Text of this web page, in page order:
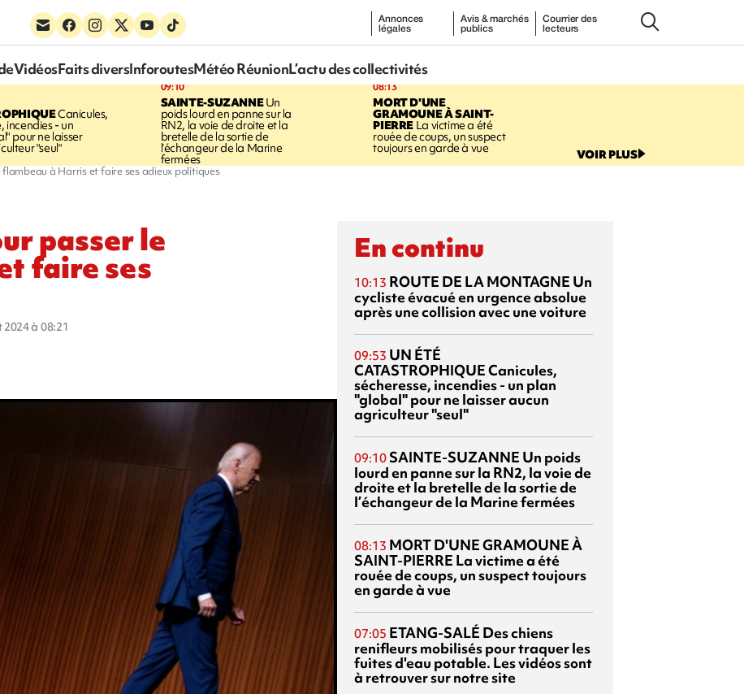
Annonces
légales
Avis & marchés
publics
Courrier des
lecteurs
VidéosFaits diversInforoutesMétéo RéunionL’actu des collectivités
Canicules,
incendies - un
pour ne laisser
"seul"
09:10
SAINTE-SUZANNEUn
poids lourd en panne sur la
RN2, la voie de droite et la
bretelle de la sortie de
l’échangeur de la Marine
fermées
08:13
MORT D'UNE
GRAMOUNE À SAINT-
PIERRE La victime a été
rouée de coups, un suspect
toujours en garde à vue VOIR PLUS
à Harris et faire ses adieux politiques
passer le
faire ses
à 08:21
En continu
10:13 ROUTE DE LA MONTAGNE Un
cycliste évacué en urgence absolue
après une collision avec une voiture
09:53 UN ÉTÉ
CATASTROPHIQUECanicules,
sécheresse, incendies - un plan
"global" pour ne laisser aucun
agriculteur "seul"
09:10 SAINTE-SUZANNE Un poids
lourd en panne sur la RN2, la voie de
droite et la bretelle de la sortie de
l’échangeur de la Marine fermées
08:13 MORT D'UNE GRAMOUNE À
SAINT-PIERRE La victime a été
rouée de coups, un suspect toujours
en garde à vue
07:05 ETANG-SALÉ Des chiens
renifleurs mobilisés pour traquer les
fuites d'eau potable. Les vidéos sont
à retrouver sur notre site